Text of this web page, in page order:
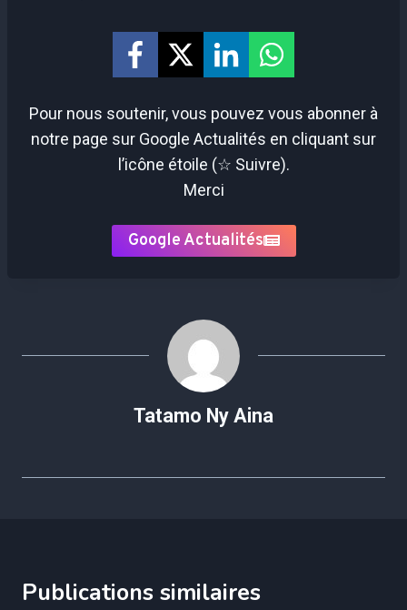
Pour nous soutenir, vous pouvez vous abonner à
notre page sur Google Actualités en cliquant sur
l’icône étoile (☆ Suivre).
Merci
Google Actualités
Tatamo Ny Aina
Publications similaires